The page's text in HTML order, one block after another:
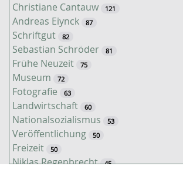
Christiane Cantauw 121
Andreas Eiynck 87
Schriftgut 82
Sebastian Schröder 81
Frühe Neuzeit 75
Museum 72
Fotografie 63
Landwirtschaft 60
Nationalsozialismus 53
Veröffentlichung 50
Freizeit 50
Niklas Regenbrecht 45